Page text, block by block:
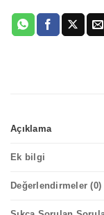
Açıklama
Ek bilgi
Değerlendirmeler (0)